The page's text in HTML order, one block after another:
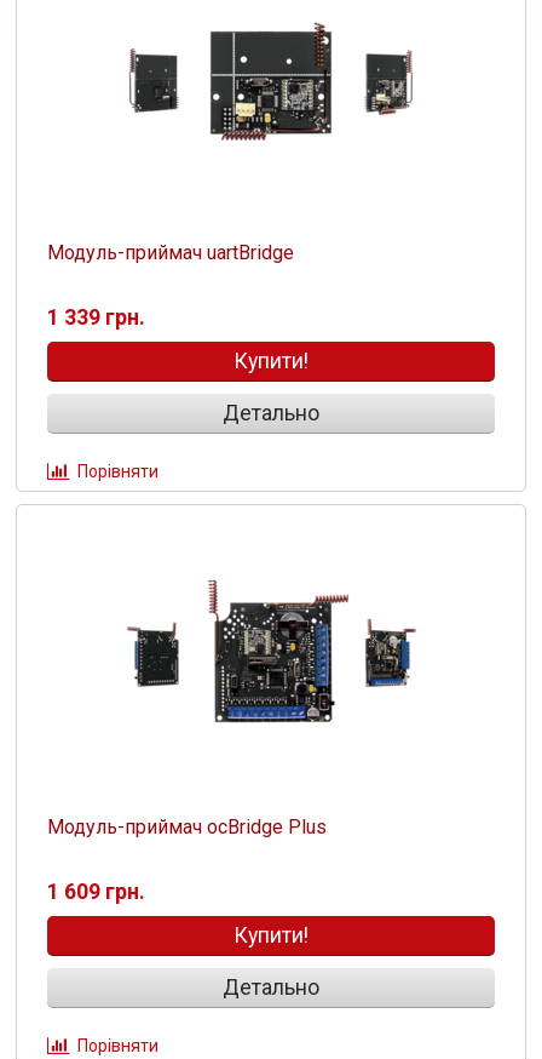
Модуль-приймач uartBridge
1 339 грн.
Купити!
Детально
Порівняти
Модуль-приймач ocBridge Plus
1 609 грн.
Купити!
Детально
Порівняти